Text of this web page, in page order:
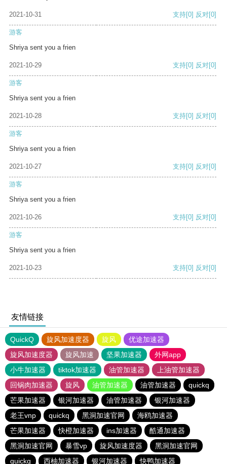
2021-10-31 支持[0] 反对[0]
游客
Shriya sent you a frien
2021-10-29 支持[0] 反对[0]
游客
Shriya sent you a frien
2021-10-28 支持[0] 反对[0]
游客
Shriya sent you a frien
2021-10-27 支持[0] 反对[0]
游客
Shriya sent you a frien
2021-10-26 支持[0] 反对[0]
游客
Shriya sent you a frien
2021-10-23 支持[0] 反对[0]
友情链接
QuickQ 旋风加速度器 旋风
优途加速器
旋风加速度器
旋风加速 坚果加速器
外网app
小牛加速器
tiktok加速器 油管加速器
上油管加速器
回锅肉加速器
旋风 油管加速器 油管加速器
quickq
芒果加速器
银河加速器 油管加速器
银河加速器
老王vnp
quickq 黑洞加速官网
海鸥加速器
芒果加速器
快橙加速器 ins加速器
酷通加速器
黑洞加速官网
暴雪vp 旋风加速度器
黑洞加速官网
quickq
西柚加速器 银河加速器 快鸭加速器